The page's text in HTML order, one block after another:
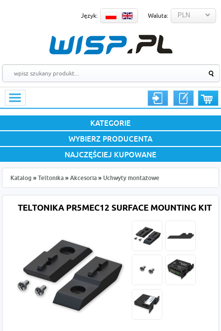
Język: Waluta:
KATEGORIE
WYBIERZ PRODUCENTA
NAJCZĘŚCIEJ KUPOWANE
Katalog » Teltonika » Akcesoria » Uchwyty montażowe
TELTONIKA PR5MEC12 SURFACE MOUNTING KIT